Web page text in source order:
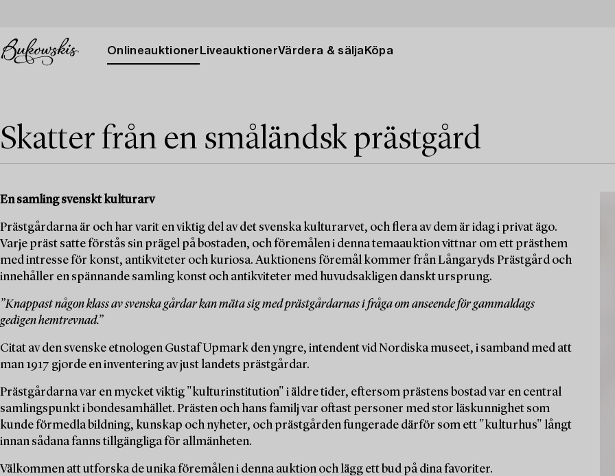
Onlineauktioner LiveauktionerVärdera & sälja Köpa
Skatter från en småländsk prästgård
En samling svenskt kulturarv
Prästgårdarna är och har varit en viktig del av det svenska kulturarvet, och flera av dem är idag i privat ägo.
Varje präst satte förstås sin prägel på bostaden, och föremålen i denna temaauktion vittnar om ett prästhem
med intresse för konst, antikviteter och kuriosa. Auktionens föremål kommer från Långaryds Prästgård och
innehåller en spännande samling konst och antikviteter med huvudsakligen danskt ursprung.
”Knappast någon klass av svenska gårdar kan mäta sig med prästgårdarnas i fråga om anseende för gammaldags
gedigen hemtrevnad.”
Citat av den svenske etnologen Gustaf Upmark den yngre, intendent vid Nordiska museet, i samband med att
man 1917 gjorde en inventering av just landets prästgårdar.
Prästgårdarna var en mycket viktig "kulturinstitution" i äldre tider, eftersom prästens bostad var en central
samlingspunkt i bondesamhället. Prästen och hans familj var oftast personer med stor läskunnighet som
kunde förmedla bildning, kunskap och nyheter, och prästgården fungerade därför som ett "kulturhus" långt
innan sådana fanns tillgängliga för allmänheten.
Välkommen att utforska de unika föremålen i denna auktion och lägg ett bud på dina favoriter.